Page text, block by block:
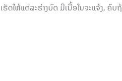
ຮັດໃຫ້ແຕ່ລະຮ່າງບົດ ມີເນື້ອໃນຈະແຈ້ງ,